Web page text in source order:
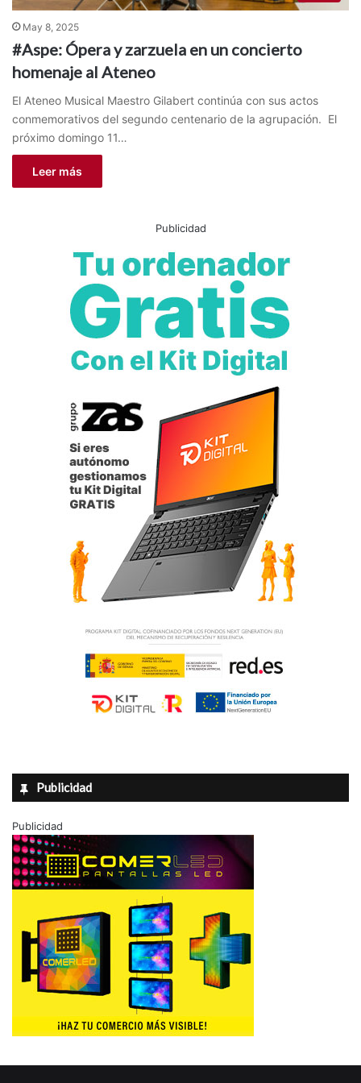
May 8, 2025
#Aspe: Ópera y zarzuela en un concierto
homenaje al Ateneo
El Ateneo Musical Maestro Gilabert continúa con sus actos
conmemorativos del segundo centenario de la agrupación. El
próximo domingo 11…
Leer más
Publicidad
Publicidad
Publicidad